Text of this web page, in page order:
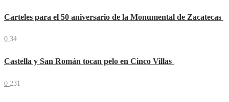
Carteles para el 50 aniversario de la Monumental de Zacatecas
0 34
Castella y San Román tocan pelo en Cinco Villas
0 231